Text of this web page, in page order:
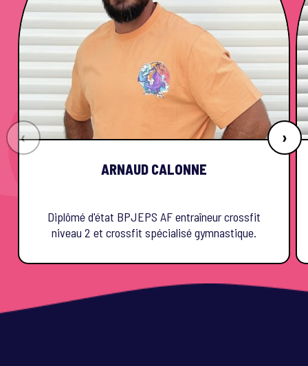
‹
ARNAUD CALONNE
Diplômé d'état BPJEPS AF entraîneur crossfit
niveau 2 et crossfit spécialisé gymnastique.
›